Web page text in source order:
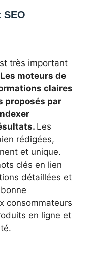
SEO
très important
Les moteurs de
claires
proposés par
Les
rédigées,
et unique.
clés en lien
détaillées et
consommateurs
en ligne et